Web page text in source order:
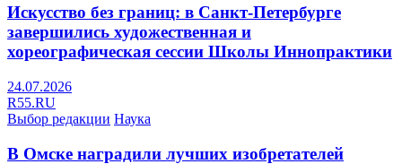
Искусство без границ: в Санкт-Петербурге
завершились художественная и
хореографическая сессии Школы Иннопрактики
24.07.2026
R55.RU
Выбор редакции Наука
В Омске наградили лучших изобретателей